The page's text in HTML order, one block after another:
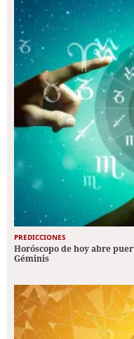
PREDICCIONES
Horóscopo de hoy abre
Géminis